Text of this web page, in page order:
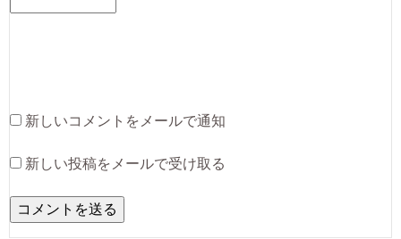
新しいコメントをメールで通知
新しい投稿をメールで受け取る